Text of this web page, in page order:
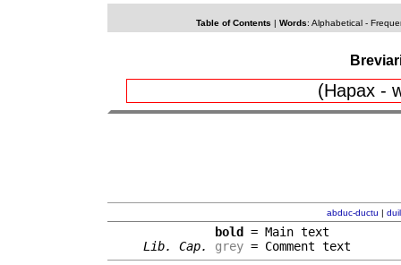
Table of Contents | Words: Alphabetical-
(Hapax -
abduc-ductu |
bold = Main text
Lib. Cap.
grey = Comment text